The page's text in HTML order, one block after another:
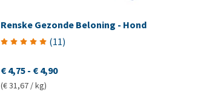
Renske Gezonde Beloning - Hond
(11)
€ 4,75- € 4,90
(€ 31,67 / kg)